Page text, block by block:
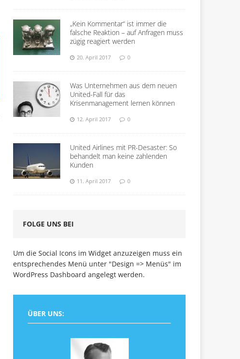
„Kein Kommentar“ ist immer die
falsche Reaktion – auf Anfragen muss
zügig reagiert werden
20. April 2017 0
Was Unternehmen aus dem neuen
United-Fall für das
Krisenmanagement lernen können
12. April 2017 0
United Airlines mit PR-Desaster: So
behandelt man keine zahlenden
Kunden
11. April 2017 0
FOLGE UNS BEI
Um die Social Icons im Widget anzuzeigen muss ein
entsprechendes Menü unter "Design => Menüs" im
WordPress Dashboard angelegt werden.
ÜBER UNS: